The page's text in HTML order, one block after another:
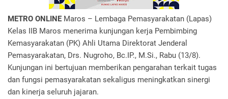
METRO ONLINE Maros – Lembaga Pemasyarakatan (Lapas)
Kelas IIB Maros menerima kunjungan kerja Pembimbing
Kemasyarakatan (PK) Ahli Utama Direktorat Jenderal
Pemasyarakatan, Drs. Nugroho, Bc.IP., M.Si., Rabu (13/8).
Kunjungan ini bertujuan memberikan pengarahan terkait tugas
dan fungsi pemasyarakatan sekaligus meningkatkan sinergi
dan kinerja seluruh jajaran.